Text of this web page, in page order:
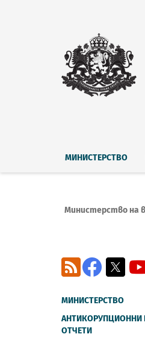
МИНИСТЕРСТВО
Министерство на
Facebook
X
RSS
МИНИСТЕРСТВО
АНТИКОРУПЦИОННИ
ОТЧЕТИ